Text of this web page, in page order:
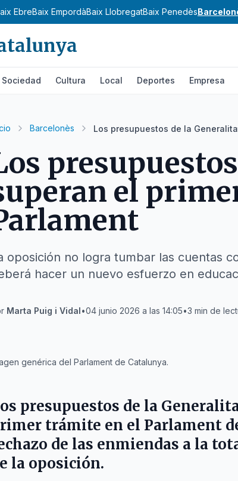
EbreBaix EmpordàBaix LlobregatBaix Penedès
Sociedad Cultura Local Deportes Empresa
Barcelonès Los presupuestos de la
el
oposición no logra tumbar las cuentas
hacer un nuevo esfuerzo en
Marta Puig i Vidal•04 junio 2026 a las 14:05•3 min de
genérica del Parlament de Catalunya.
presupuestos de la
trámite en el Parlament
de las enmiendas a la
la oposición.